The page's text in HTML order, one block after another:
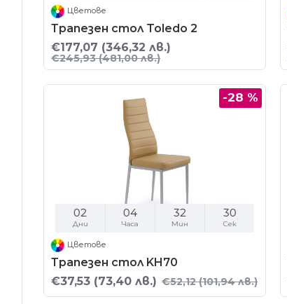
Цветове
Трапезен стол Toledo 2
€177,07 (346,32 лв.)
€245,93(481,00 лв.)
-28 %
02
Дни
04
Часа
32
Мин
29
Сек
Цветове
Трапезен стол KH70
€37,53 (73,40 лв.) €52,12(101,94 лв.)